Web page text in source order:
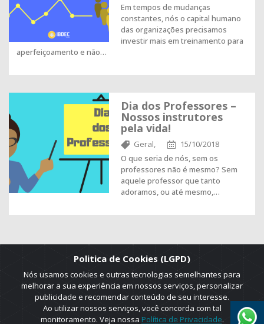
Em tempos de mudanças
constantes, nós o capital humano
das organizações precisamos
investir mais em treinamento para
aperfeiçoamento e não…
Dia dos Professores –
Nossos instrutores
pela vida!
Geral,
15/10/2018
O que seria de nós, sem os
professores não é mesmo? Sem
aquele professor que tanto
adoramos, ou até mesmo,…
Politica de Cookies (LGPD)
Nós usamos cookies e outras tecnologias semelhantes para
melhorar a sua experiência em nossos serviços, personalizar
publicidade e recomendar conteúdo de seu interesse.
Ao utilizar nossos serviços, você concorda com tal
monitoramento. Veja nossa Política de Privacidade.